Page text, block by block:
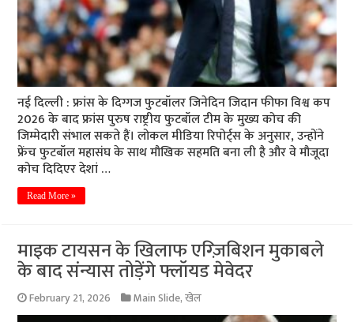
नई दिल्ली : फ्रांस के दिग्गज फुटबॉलर जिनेदिन जिदान फीफा विश्व कप
2026 के बाद फ्रांस पुरुष राष्ट्रीय फुटबॉल टीम के मुख्य कोच की
जिम्मेदारी संभाल सकते हैं। लोकल मीडिया रिपोर्ट्स के अनुसार, उन्होंने
फ्रेंच फुटबॉल महासंघ के साथ मौखिक सहमति बना ली है और वे मौजूदा
कोच दिदिएर देशां …
Read More »
माइक टायसन के खिलाफ एग्ज़िबिशन मुकाबले
के बाद संन्यास तोड़ेंगे फ्लॉयड मेवेदर
February 21, 2026 Main Slide,खेल